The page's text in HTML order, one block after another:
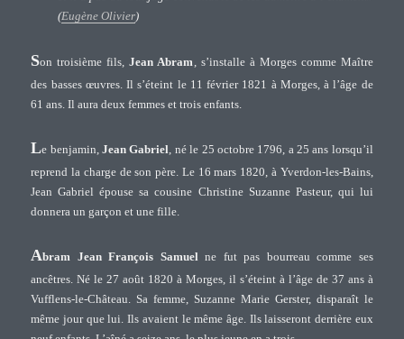
(Eugène Olivier)
Son troisième fils,Jean Abram
, s’installe à Morges comme Maître
des basses œuvres. Il s’éteint le 11 février 1821 à Morges, à l’âge de
61 ans. Il aura deux femmes et trois enfants.
Le benjamin,Jean Gabriel, né le 25 octobre 1796, a 25 ans lorsqu’il
reprend la charge de son père. Le 16 mars 1820, à Yverdon-les-Bains,
Jean Gabriel épouse sa cousine Christine Suzanne Pasteur, qui lui
donnera un garçon et une fille.
Abram Jean François Samuelne fut pas bourreau comme ses
ancêtres. Né le 27 août 1820 à Morges, il s’éteint à l’âge de 37 ans à
Vufflens-le-Château. Sa femme, Suzanne Marie Gerster, disparaît le
même jour que lui. Ils avaient le même âge. Ils laisseront derrière eux